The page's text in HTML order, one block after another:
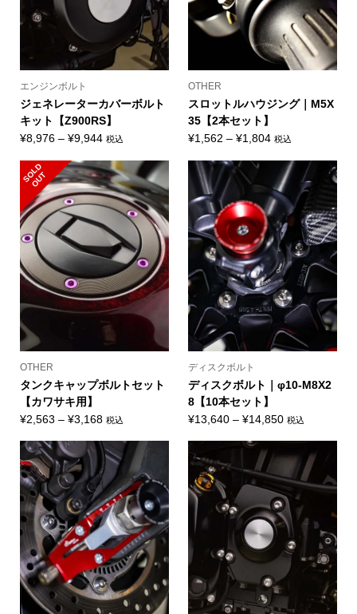
エンジンボルト
ジェネレーターカバーボルト
キット【Z900RS】
¥8,976 – ¥9,944価
帯:
¥8,976
–
¥9,944
税込
OTHER
スロットルハウジング｜M5X
35【2本セット】
¥1,562 –¥1,804価
帯:
¥1,562
–
¥1,804
税込
S
O
L
D
O
U
T
OTHER
タンクキャップボルトセット
【カワサキ用】
¥2,563 – ¥3,168価
帯:
¥2,563
–
¥3,168
税込
ディスクボルト
ディスクボルト｜φ10-M8X2
8【10本セット】
¥13,640 –¥14,850価
¥13,640
–
¥14,850
税込